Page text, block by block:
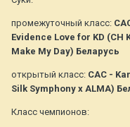
промежуточный класс:
Evidence Love for KD
Make My Day) Беларусь
открытый класс: САС -
Silk Symphony x ALMA)
Класс чемпионов: